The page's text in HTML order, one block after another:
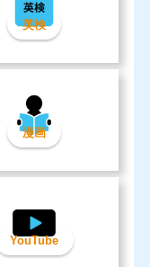
英検
漫画
YouTube